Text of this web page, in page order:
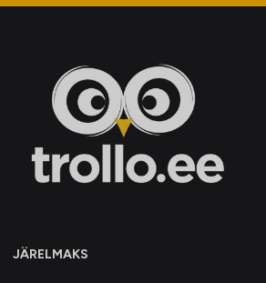
JÄRELMAKS